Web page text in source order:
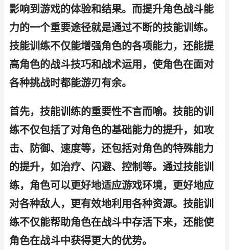
影响到游戏的体验和结果。而提升角色战斗能
力的一个重要途径就是通过不断的技能训练。
技能训练不仅能增强角色的各项能力，还能提
高角色的战斗技巧和战术运用，使角色在面对
各种挑战时都能游刃有余。
首先，技能训练的重要性不言而喻。技能的训
练不仅包括了对角色的基础能力的提升，如攻
击、防御、速度等，还包括对角色的特殊能力
的提升，如治疗、闪避、控制等。通过技能训
练，角色可以更好地适应游戏环境，更好地应
对各种敌人，更有效地利用各种资源。技能训
练不仅能帮助角色在战斗中存活下来，还能使
角色在战斗中获得更大的优势。